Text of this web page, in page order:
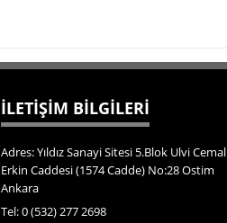
İLETİŞİM BİLGİLERİ
Adres: Yıldız Sanayi Sitesi 5.Blok Ulvi Cemal
Erkin Caddesi (1574 Cadde) No:28 Ostim
Ankara
Tel: 0 (532) 277 2698